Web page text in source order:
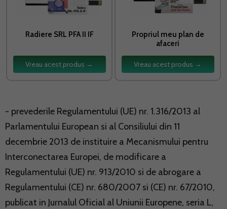
Radiere SRL PFA II IF
Vreau acest produs →
Propriul meu plan de
afaceri
Vreau acest produs →
- prevederile Regulamentului (UE) nr. 1.316/2013 al
Parlamentului European si al Consiliului din 11
decembrie 2013 de instituire a Mecanismului pentru
Interconectarea Europei, de modificare a
Regulamentului (UE) nr. 913/2010 si de abrogare a
Regulamentului (CE) nr. 680/2007 si (CE) nr. 67/2010,
publicat in Jurnalul Oficial al Uniunii Europene, seria L,